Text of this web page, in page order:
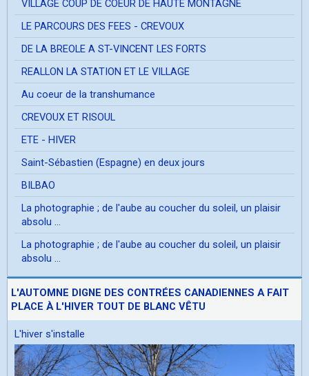
VILLAGE COUP DE COEUR DE HAUTE MONTAGNE
LE PARCOURS DES FEES - CREVOUX
DE LA BREOLE A ST-VINCENT LES FORTS
REALLON LA STATION ET LE VILLAGE
Au coeur de la transhumance
CREVOUX ET RISOUL
ETE - HIVER
Saint-Sébastien (Espagne) en deux jours
BILBAO
La photographie ; de l'aube au coucher du soleil, un plaisir
absolu ...
La photographie ; de l'aube au coucher du soleil, un plaisir
absolu ...
L'AUTOMNE DIGNE DES CONTRÉES CANADIENNES A FAIT
PLACE À L'HIVER TOUT DE BLANC VÊTU
L'hiver s'installe